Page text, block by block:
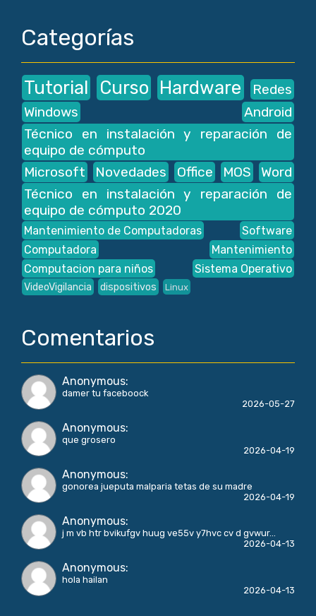
Categorías
Tutorial Curso Hardware
Redes
Windows
Android
Técnico en instalación y reparación de
equipo de cómputo
Microsoft
Novedades Office MOS
Word
Técnico en instalación y reparación de
equipo de cómputo 2020
Mantenimiento de Computadoras
Software
Computadora
Mantenimiento
Computacion para niños
Sistema Operativo
VideoVigilancia dispositivos Linux
Comentarios
Anonymous:
damer tu faceboock
2026-05-27
Anonymous:
que grosero
2026-04-19
Anonymous:
gonorea jueputa malparia tetas de su madre
2026-04-19
Anonymous:
j m vb htr bvikufgv huug ve55v y7hvc cv d gvwur...
2026-04-13
Anonymous:
hola hailan
2026-04-13